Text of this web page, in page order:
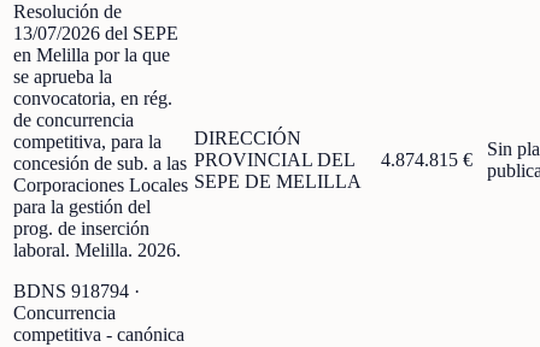
Resolución de
13/07/2026 del SEPE
en Melilla por la que
se aprueba la
convocatoria, en rég.
de concurrencia
competitiva, para la
concesión de sub. a las
Corporaciones Locales
para la gestión del
prog. de inserción
laboral. Melilla. 2026.
BDNS 918794 ·
Concurrencia
competitiva - canónica
DIRECCIÓN
PROVINCIAL DEL
SEPE DE MELILLA
4.874.815 €
Sin